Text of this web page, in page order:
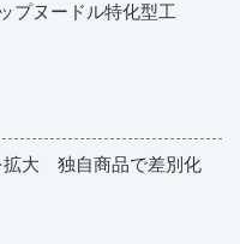
プヌードル特化型工
拡大 独自商品で差別化